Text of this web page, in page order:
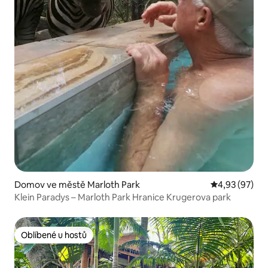
Domov ve městě Marloth Park Průměrné
4,93 (97)
Klein Paradys – Marloth Park Hranice Krugerova park
Oblíbené u hostů
Oblíbené u hostů